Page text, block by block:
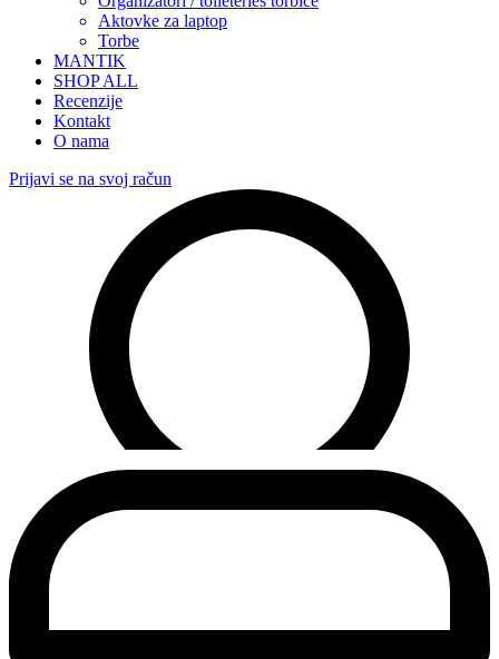
Aktovke za laptop
Torbe
MANTIK
SHOP ALL
Recenzije
Kontakt
O nama
Prijavi se na svoj račun